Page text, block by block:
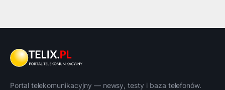
Portal telekomunikacyjny — newsy, testy i baza telefonów.